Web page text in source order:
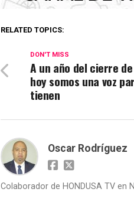
RELATED TOPICS:
DON'T MISS
A un año del cierre de
hoy somos una voz
tienen
Oscar Rodríguez
Colaborador de HONDUSA TV en